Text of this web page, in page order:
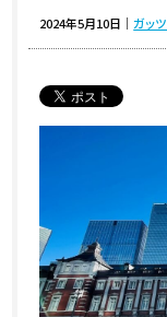
2024年5月10日 ｜ガッ